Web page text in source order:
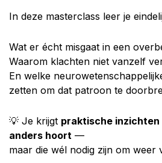
In deze masterclass leer je
Wat er écht misgaat in een
Waarom klachten niet vanzelf
En welke
zetten om dat patroon te
💡 Je krijgt praktische inzichten
anders hoort —
maar die wél nodig zijn om weer